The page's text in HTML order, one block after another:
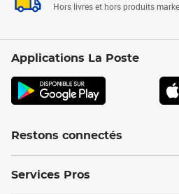
Hors livres et hors produits
Applications La Poste
Restons connectés
Services Pros